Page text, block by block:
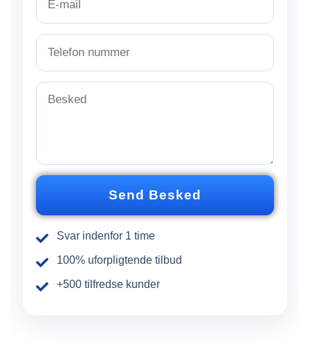
m
a
l
*
T
l
e
u
m
e
B
d
*
Send Besked
Svar indenfor 1 time
100% uforpligtende tilbud
+500 tilfredse kunder